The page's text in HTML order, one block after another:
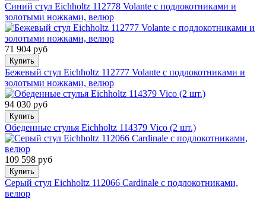
Синий стул Eichholtz 112778 Volante с подлокотниками и
золотыми ножками, велюр
71 904 руб
Купить
Бежевый стул Eichholtz 112777 Volante с подлокотниками и
золотыми ножками, велюр
94 030 руб
Купить
Обеденные стулья Eichholtz 114379 Vico (2 шт.)
109 598 руб
Купить
Серый стул Eichholtz 112066 Cardinale с подлокотниками,
велюр